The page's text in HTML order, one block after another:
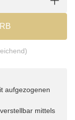
aufgezogenen
mittels